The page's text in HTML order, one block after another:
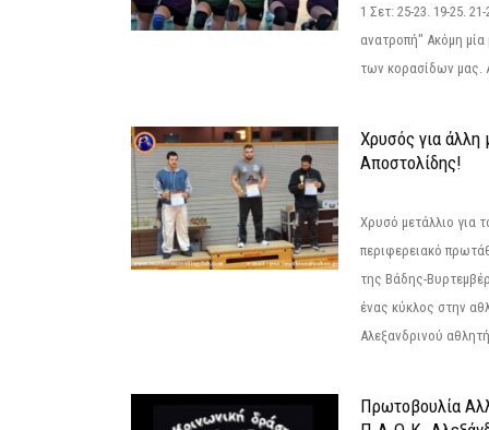
1 Σετ: 25-23. 19-25.
ανατροπή" Ακόμη μία
των κορασίδων μας.
Χρυσός για άλλη
Αποστολίδης!
Χρυσό μετάλλιο για
περιφερειακό
της Βάδης-
ένας κύκλος στην
Αλεξανδρινού
Πρωτοβουλία